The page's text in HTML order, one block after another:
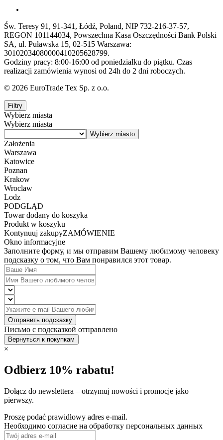
Św. Teresy 91, 91-341, Łódź, Poland, NIP 732-216-37-57,
REGON 101144034, Powszechna Kasa Oszczędności Bank Polski
SA, ul. Puławska 15, 02-515 Warszawa:
30102034080000410205628799.
Godziny pracy: 8:00-16:00 od poniedziałku do piątku. Czas
realizacji zamówienia wynosi od 24h do 2 dni roboczych.
© 2026 EuroTrade Tex Sp. z o.o.
Filtry
Wybierz miasta
Wybierz miasta
Założenia
Warszawa
Katowice
Poznan
Krakow
Wroclaw
Lodz
PODGLĄD
Towar dodany do koszyka
Produkt w koszyku
Kontynuuj zakupyZAMÓWIENIE
Okno informacyjne
Заполните форму, и мы отправим Вашему любимому человеку
подсказку о том, что Вам понравился этот товар.
Отправить подсказку
Письмо с подсказкой отправлено
Вернуться к покупкам
×
Odbierz 10% rabatu!
Dołącz do newslettera – otrzymuj nowości i promocje jako
pierwszy.
Proszę podać prawidłowy adres e-mail.
Необходимо согласие на обработку персональных данных